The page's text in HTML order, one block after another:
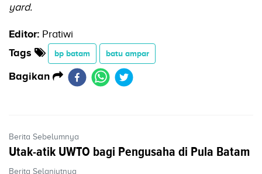
yard.
Editor: Pratiwi
Tags
bp batam batu ampar
Bagikan
Berita Sebelumnya
Utak-atik UWTO bagi Pengusaha di Pula Batam
Berita Selanjutnya